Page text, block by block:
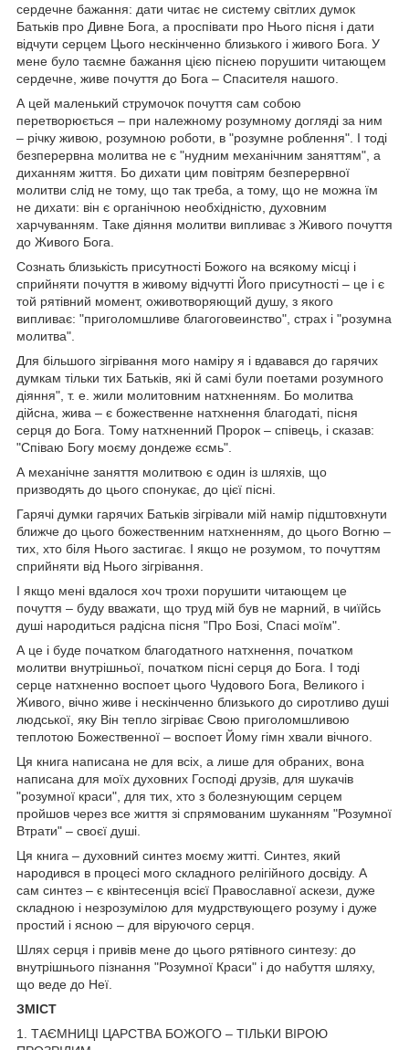
сердечне бажання: дати читає не систему світлих думок
Батьків про Дивне Бога, а проспівати про Нього пісня і дати
відчути серцем Цього нескінченно близького і живого Бога. У
мене було таємне бажання цією піснею порушити читающем
сердечне, живе почуття до Бога – Спасителя нашого.
А цей маленький струмочок почуття сам собою
перетворюється – при належному розумному догляді за ним
– річку живою, розумною роботи, в "розумне роблення". І тоді
безперервна молитва не є "нудним механічним заняттям", а
диханням життя. Бо дихати цим повітрям безперервної
молитви слід не тому, що так треба, а тому, що не можна їм
не дихати: він є органічною необхідністю, духовним
харчуванням. Таке діяння молитви випливає з Живого почуття
до Живого Бога.
Сознать близькість присутності Божого на всякому місці і
сприйняти почуття в живому відчутті Його присутності – це і є
той рятівний момент, оживотворяющий душу, з якого
випливає: "приголомшливе благоговеинство", страх і "розумна
молитва".
Для більшого зігрівання мого наміру я і вдавався до гарячих
думкам тільки тих Батьків, які й самі були поетами розумного
діяння", т. е. жили молитовним натхненням. Бо молитва
дійсна, жива – є божественне натхнення благодаті, пісня
серця до Бога. Тому натхненний Пророк – співець, і сказав:
"Співаю Богу моєму дондеже єсмь".
А механічне заняття молитвою є один із шляхів, що
призводять до цього спонукає, до цієї пісні.
Гарячі думки гарячих Батьків зігрівали мій намір підштовхнути
ближче до цього божественним натхненням, до цього Вогню –
тих, хто біля Нього застигає. І якщо не розумом, то почуттям
сприйняти від Нього зігрівання.
І якщо мені вдалося хоч трохи порушити читающем це
почуття – буду вважати, що труд мій був не марний, в чиїйсь
душі народиться радісна пісня "Про Бозі, Спасі моїм".
А це і буде початком благодатного натхнення, початком
молитви внутрішньої, початком пісні серця до Бога. І тоді
серце натхненно воспоет цього Чудового Бога, Великого і
Живого, вічно живе і нескінченно близького до сиротливо душі
людської, яку Він тепло зігріває Свою приголомшливою
теплотою Божественної – воспоет Йому гімн хвали вічного.
Ця книга написана не для всіх, а лише для обраних, вона
написана для моїх духовних Господі друзів, для шукачів
"розумної краси", для тих, хто з болезнующим серцем
пройшов через все життя зі спрямованим шуканням "Розумної
Втрати" – своєї душі.
Ця книга – духовний синтез моєму житті. Синтез, який
народився в процесі мого складного релігійного досвіду. А
сам синтез – є квінтесенція всієї Православної аскези, дуже
складною і незрозумілою для мудрствующего розуму і дуже
простий і ясною – для віруючого серця.
Шлях серця і привів мене до цього рятівного синтезу: до
внутрішнього пізнання "Розумної Краси" і до набуття шляху,
що веде до Неї.
ЗМІСТ
1. ТАЄМНИЦІ ЦАРСТВА БОЖОГО – ТІЛЬКИ ВІРОЮ